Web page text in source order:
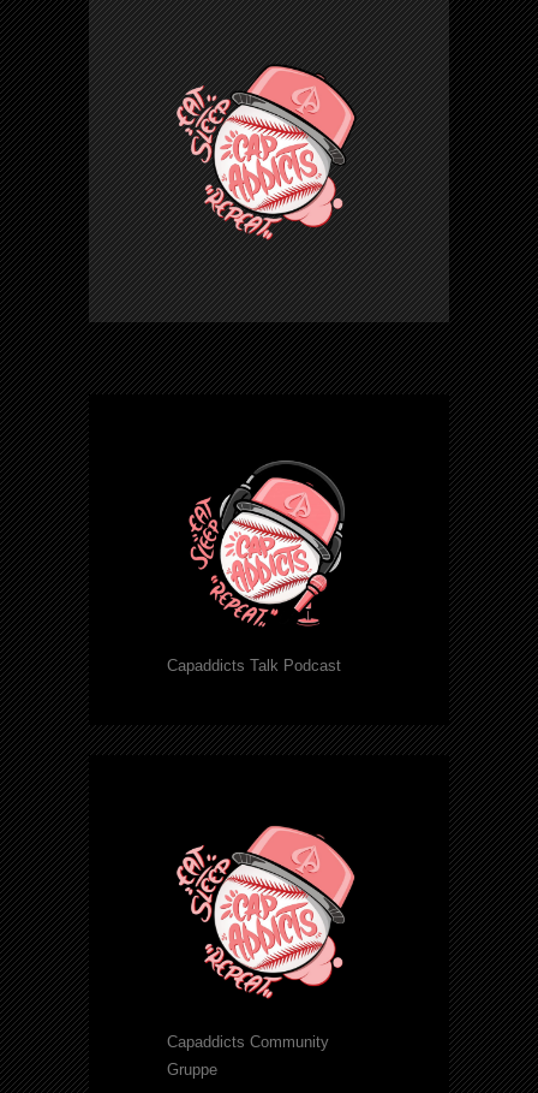
Capaddicts Talk Podcast
Capaddicts Community
Gruppe